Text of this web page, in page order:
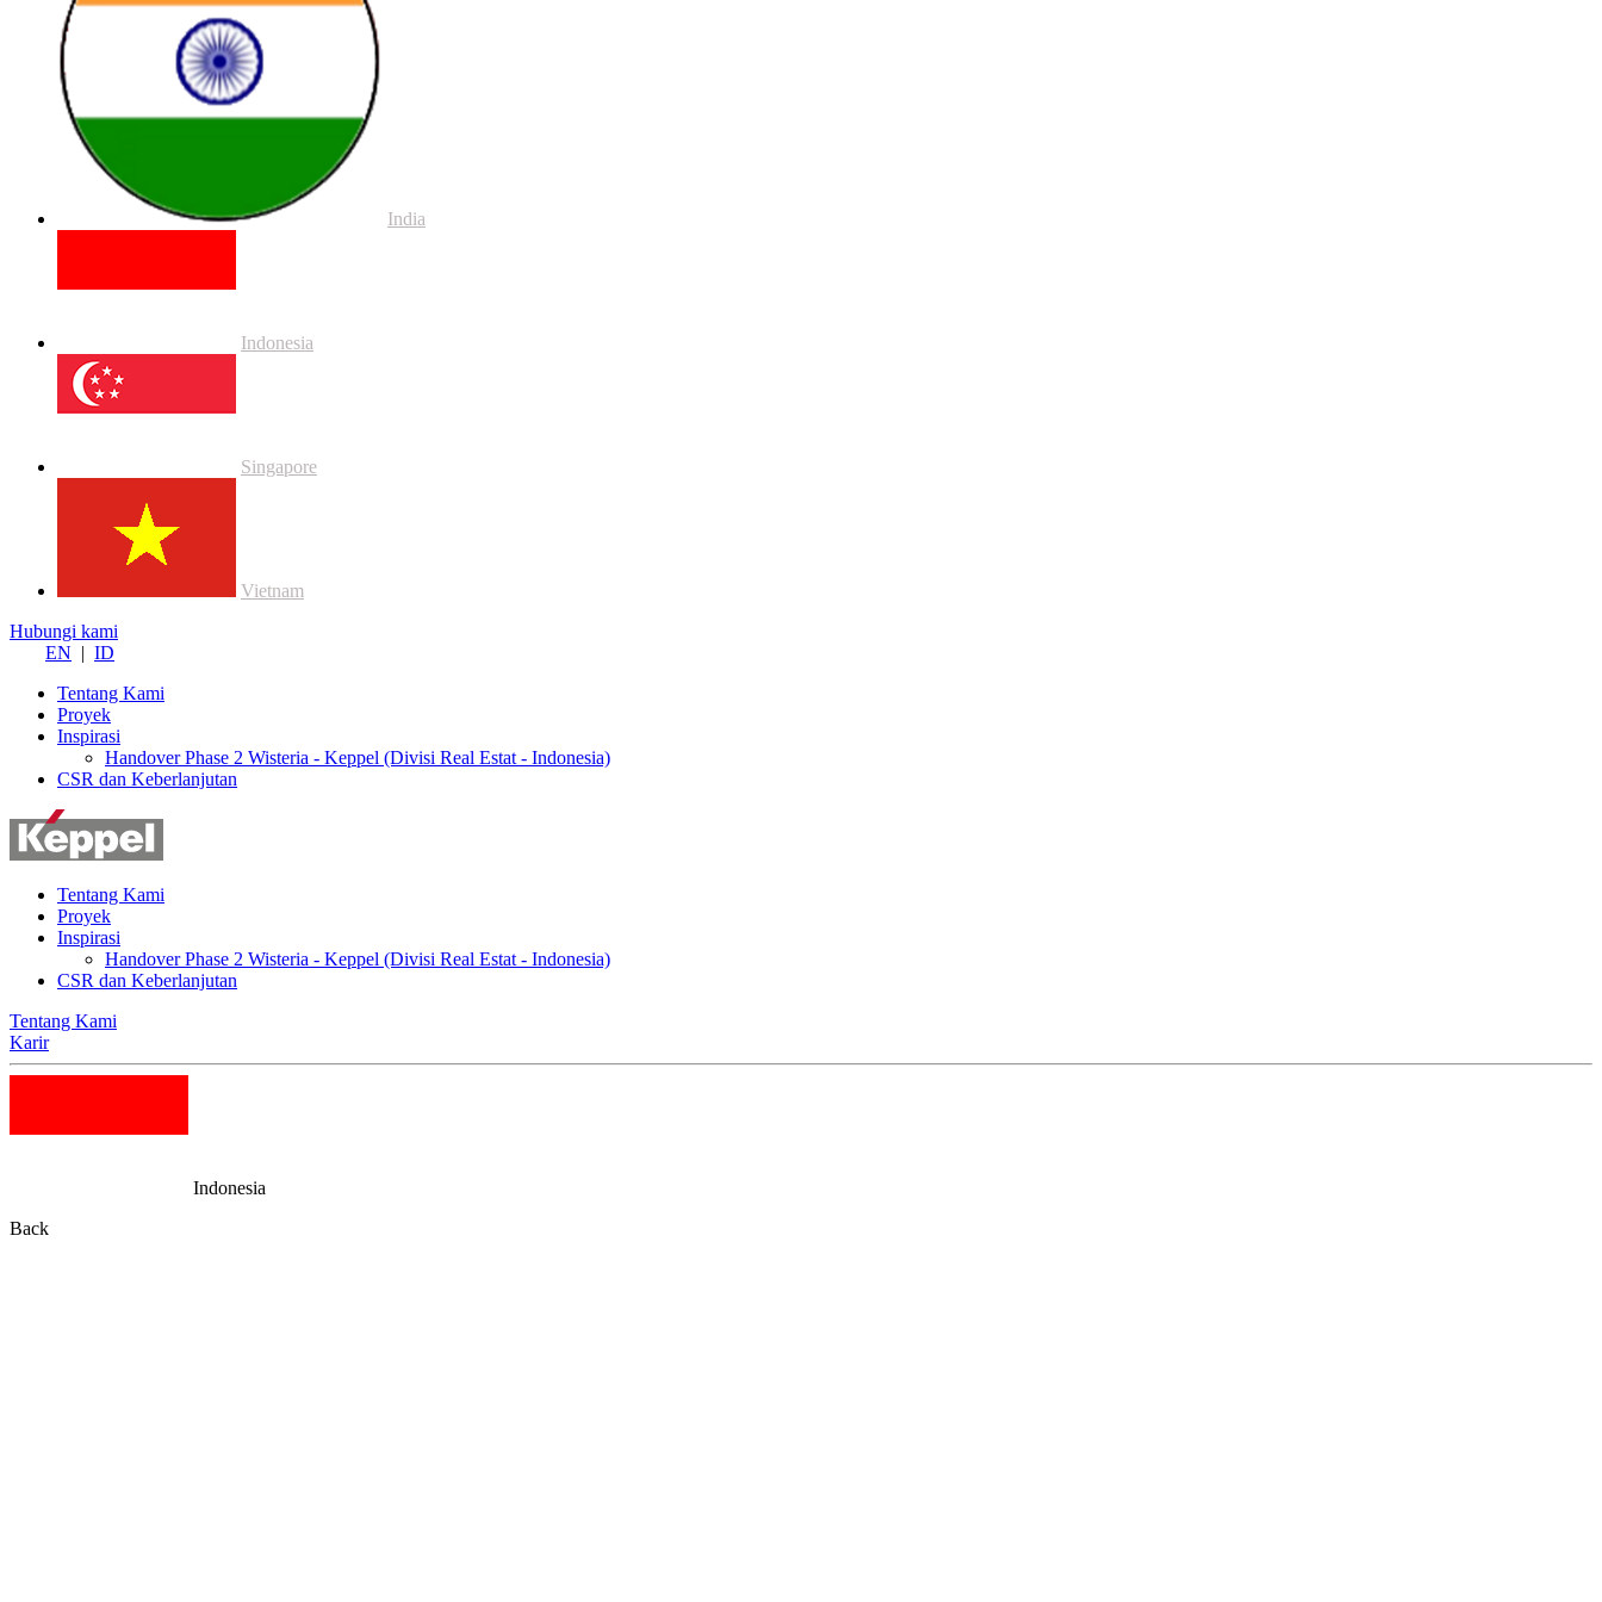
India
Indonesia
Singapore
Vietnam
Hubungi kami
EN | ID
Tentang Kami
Proyek
Inspirasi
Handover Phase 2 Wisteria - Keppel (Divisi Real Estat - Indonesia)
CSR dan Keberlanjutan
Tentang Kami
Proyek
Inspirasi
Handover Phase 2 Wisteria - Keppel (Divisi Real Estat - Indonesia)
CSR dan Keberlanjutan
Tentang Kami
Karir
Indonesia
Back